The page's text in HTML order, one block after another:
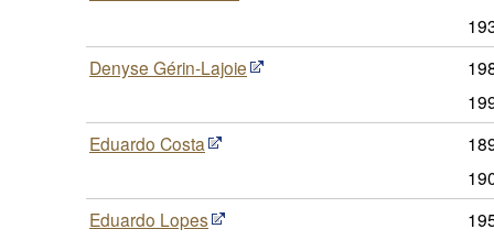
Denyse Gérin-Lajoie
Eduardo Costa
Eduardo Lopes